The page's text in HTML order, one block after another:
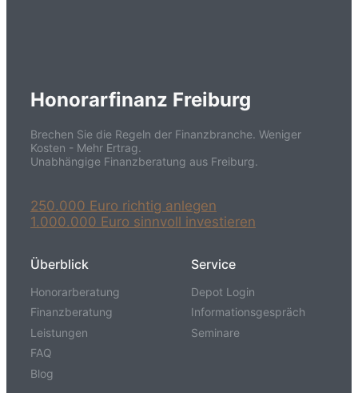
Honorarfinanz Freiburg
Brechen Sie die Regeln der Finanzbranche. Weniger
Kosten - Mehr Ertrag.
Unabhängige Finanzberatung aus Freiburg.
250.000 Euro richtig anlegen
1.000.000 Euro sinnvoll investieren
Überblick
Honorarberatung
Finanzberatung
Leistungen
FAQ
Blog
Service
Depot Login
Informationsgespräch
Seminare